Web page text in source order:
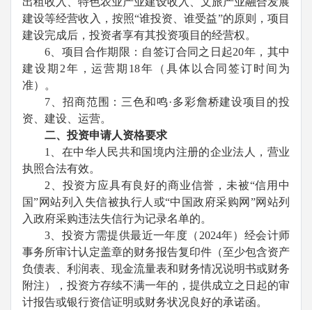
建设等经营收入，按照“谁投资、谁受益”的原则，项目
建设完成后，投资者享有其投资项目的经营权。
6 、项目合作期限：自签订合同之日起20年，其中
建设期 2年，运营期 18年（具体以合同签订时间为
准）。
7 、招商范围：三色和鸣·多彩詹桥建设项目的投
资、建设、运营。
二、投资申请人资格要求
1
、在中华人民共和国境内注册的企业法人，营业
执照合法有效。
2 、投资方应具有良好的商业信誉，未被“信用中
国”网站列入失信被执行人或“中国政府采购网”网站列
入政府采购违法失信行为记录名单的。
3 、投资方需提供最近一年度（ 2024年）经会计师
事务所审计认定盖章的财务报告复印件（至少包含资产
负债表、利润表、现金流量表和财务情况说明书或财务
附注），投资方存续不满一年的， 提供成立之日起的审
计报告或银行资信证明或财务状况良好的承诺函。